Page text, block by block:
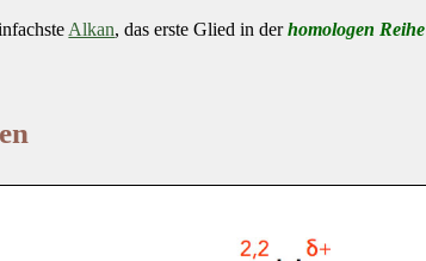
Alkan, das erste Glied in derhomologen Reihe